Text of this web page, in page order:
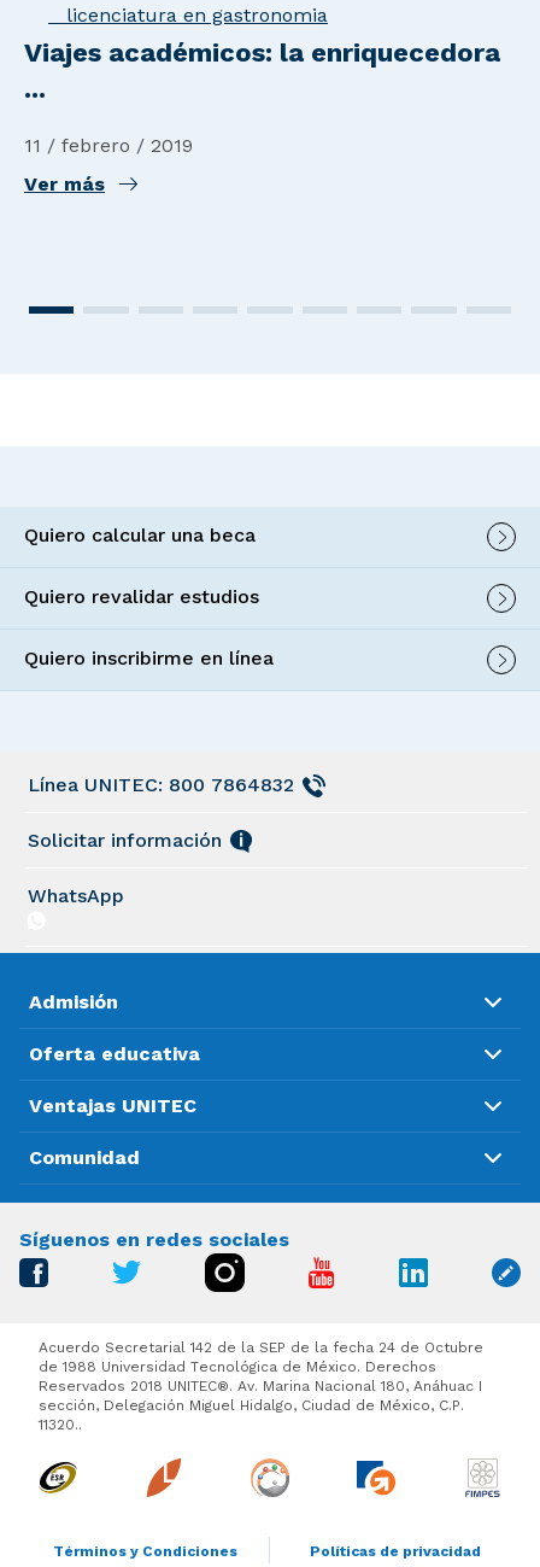
licenciatura en gastronomia
Viajes académicos: la enriquecedora
...
11 / febrero / 2019
Ver más
Quiero calcular una beca
Quiero revalidar estudios
Quiero inscribirme en línea
Línea UNITEC: 800 7864832
Solicitar información
WhatsApp
Admisión
Oferta educativa
Ventajas UNITEC
Comunidad
Síguenos en redes sociales
Términos y Condiciones Políticas de privacidad
Acuerdo Secretarial 142 de la SEP de la fecha 24 de Octubre
de 1988 Universidad Tecnológica de México. Derechos
Reservados 2018 UNITEC®. Av. Marina Nacional 180, Anáhuac I
sección, Delegación Miguel Hidalgo, Ciudad de México, C.P.
11320..